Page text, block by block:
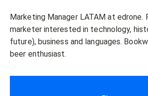
Marketing Manager LATAM at edrone.
marketer interested in technology,
future), business and languages.
beer enthusiast.